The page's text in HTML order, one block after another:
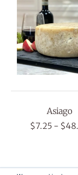
Asiago
$7.25 - $